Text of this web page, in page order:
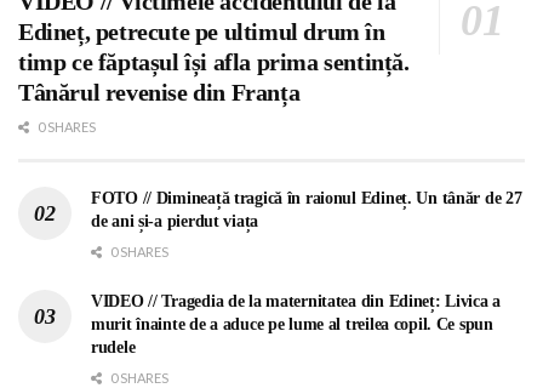
Edineț, petrecute pe ultimul drum în
timp ce făptașul își afla prima sentință.
Tânărul revenise din Franța
0 SHARES
FOTO // Dimineață tragică în raionul Edineț. Un tânăr de 27
de ani și-a pierdut viața
0 SHARES
VIDEO // Tragedia de la maternitatea din Edineț: Livica a
murit înainte de a aduce pe lume al treilea copil. Ce spun
rudele
0 SHARES